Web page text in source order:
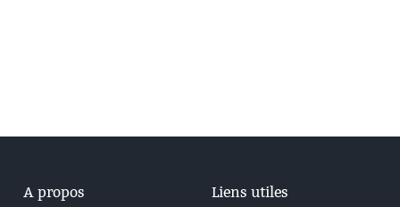
A propos Liens utiles